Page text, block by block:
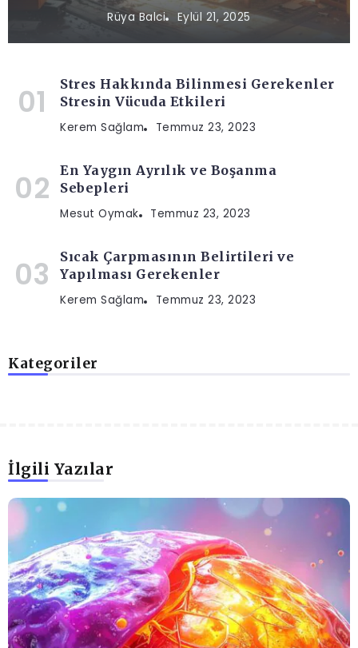
Rüya Balci Eylül 21, 2025
Stres Hakkında Bilinmesi Gerekenler
Stresin Vücuda Etkileri
Kerem Sağlam Temmuz 23, 2023
En Yaygın Ayrılık ve Boşanma
Sebepleri
Mesut Oymak Temmuz 23, 2023
Sıcak Çarpmasının Belirtileri ve
Yapılması Gerekenler
Kerem Sağlam Temmuz 23, 2023
Kategoriler
İlgili Yazılar